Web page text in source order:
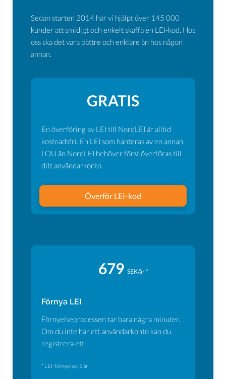
Sedan starten 2014 har vi hjälpt över 145 000
kunder att smidigt och enkelt skaffa en LEI-kod. Hos
oss ska det vara bättre och enklare än hos någon
annan.
GRATIS
En överföring av LEI till NordLEI är alltid
kostnadsfri. En LEI som hanteras av en annan
LOU än NordLEI behöver först överföras till
ditt användarkonto.
Överför LEI-kod
679 SEK/år *
Förnya LEI
Förnyelseprocessen tar bara några minuter.
Om du inte har ett användarkonto kan du
registrera ett.
* LEI-förnyelse, 5 år